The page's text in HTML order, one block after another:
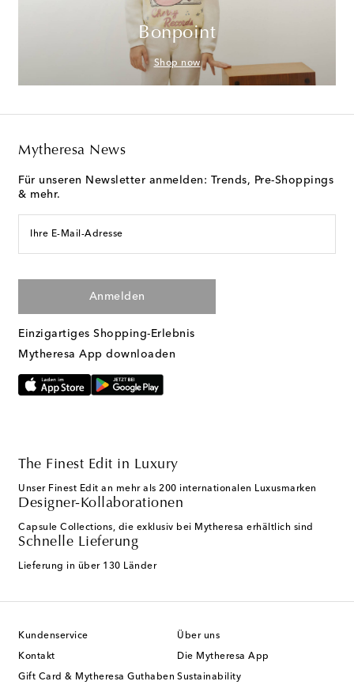
Bonpoint
Shop now
Mytheresa News
Für unseren Newsletter anmelden: Trends, Pre-Shoppings
& mehr.
Ihre E-Mail-Adresse
Anmelden
Einzigartiges Shopping-Erlebnis
Mytheresa App downloaden
The Finest Edit in Luxury
Unser Finest Edit an mehr als 200 internationalen Luxusmarken
Designer-Kollaborationen
Capsule Collections, die exklusiv bei Mytheresa erhältlich sind
Schnelle Lieferung
Lieferung in über 130 Länder
Kundenservice
Kontakt
Gift Card & Mytheresa Guthaben
Über uns
Die Mytheresa App
Sustainability